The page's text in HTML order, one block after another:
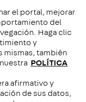
el portal, mejorar
del
Haga clic
y
mismas, también
POLÍTICA
afirmativo y
de sus datos,